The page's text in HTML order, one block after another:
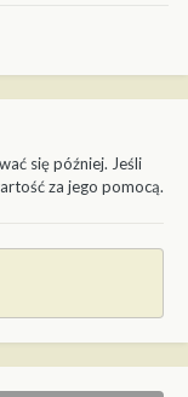
się później. Jeśli
za jego pomocą.